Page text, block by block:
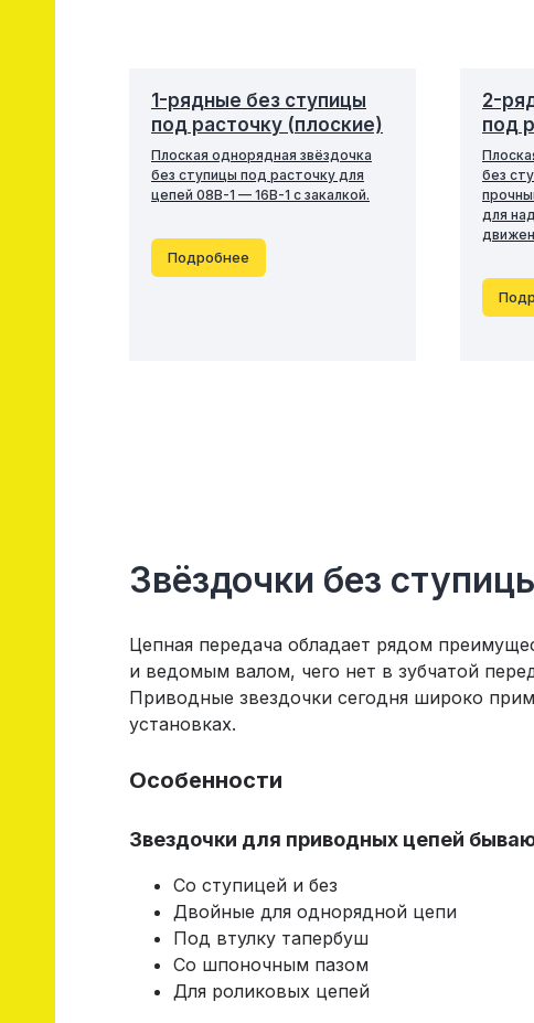
1-рядные без ступицы
под расточку (плоские)
Плоская однорядная звёздочка
без ступицы под расточку для
цепей 08В-1 — 16В-1 с закалкой.
Подробнее
2-
под
без
для
Звёздочки без
Цепная передача обладает рядом
и ведомым валом, чего нет в зубчатой
Приводные звездочки сегодня широко
установках.
Особенности
Звездочки для приводных цепей
Со ступицей и без
Двойные для однорядной цепи
Под втулку тапербуш
Со шпоночным пазом
Для роликовых цепей